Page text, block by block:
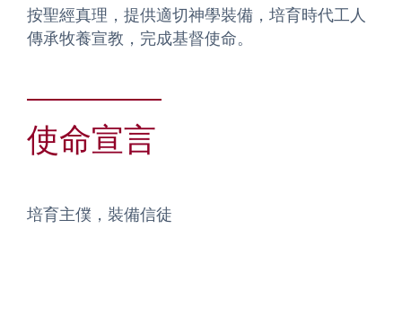
按聖經真理，提供適切神學裝備，培育時代工人
傳承牧養宣教，完成基督使命。
使命宣言
培育主僕，裝備信徒